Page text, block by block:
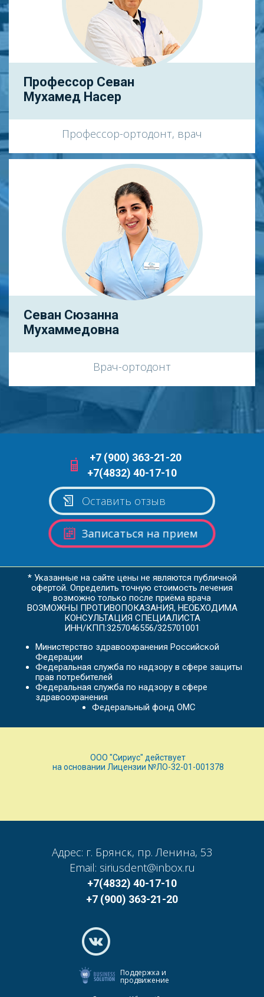
Профессор Севан
Мухамед Насер
Профессор-ортодонт, врач
Севан Сюзанна
Мухаммедовна
Врач-ортодонт
Оставить отзыв
+7 (900) 363-21-20
+7(4832) 40-17-10
Записаться на прием
* Указанные на сайте цены не являются публичной
офертой. Определить точную стоимость лечения
возможно только после приёма врача
ВОЗМОЖНЫ ПРОТИВОПОКАЗАНИЯ, НЕОБХОДИМА
КОНСУЛЬТАЦИЯ СПЕЦИАЛИСТА
ИНН/КПП:3257046556/325701001
Министерство здравоохранения Российской
Федерации
Федеральная служба по надзору в сфере защиты
прав потребителей
Федеральная служба по надзору в сфере
здравоохранения
Федеральный фонд ОМС
ООО "Сириус" действует
на основании Лицензии №ЛО-32-01-001378
Поддержка и
продвижение
Адрес: г. Брянск, пр. Ленина, 53
Email: siriusdent@inbox.ru
+7(4832) 40-17-10
+7 (900) 363-21-20